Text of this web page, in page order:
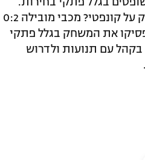
פשוט בושה וחרפה מה שהשופטים עשו בהדר יוסף. מי מפוצץ משחק על קונפטי? מכבי מובילה 0:2
את המשחק בגלל פתקי
עם תנועות ולדרוש